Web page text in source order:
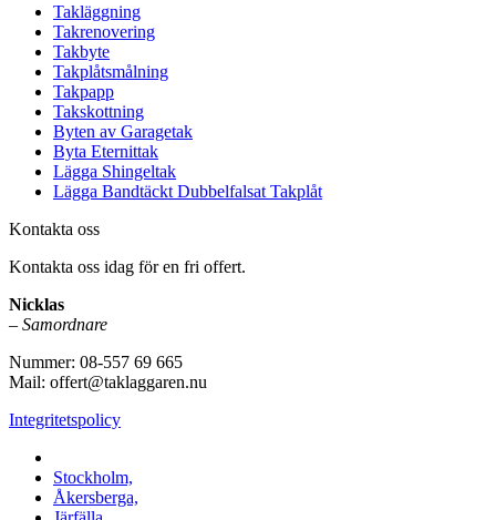
Takläggning
Takrenovering
Takbyte
Takplåtsmålning
Takpapp
Takskottning
Byten av Garagetak
Byta Eternittak
Lägga Shingeltak
Lägga Bandtäckt Dubbelfalsat Takplåt
Kontakta oss
Kontakta oss idag för en fri offert.
Nicklas
– Samordnare
Nummer: 08-557 69 665
Mail: offert@taklaggaren.nu
Integritetspolicy
Stockholm,
Åkersberga,